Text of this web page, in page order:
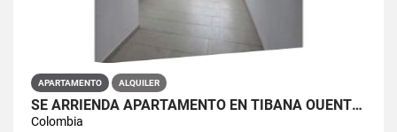
APARTAMENTO ALQUILER
SE ARRIENDA APARTAMENTO EN TIBANA OUENTE ARANDA CONJUNTO OPORTO
Colombia